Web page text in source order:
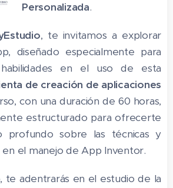
Personalizada.
, te invitamos a explorar
diseñado especialmente para
en el uso de esta
de creación de aplicaciones
con una duración de 60 horas,
estructurado para ofrecerte
profundo sobre las técnicas y
en el manejo de App Inventor.
te adentrarás en el estudio de la